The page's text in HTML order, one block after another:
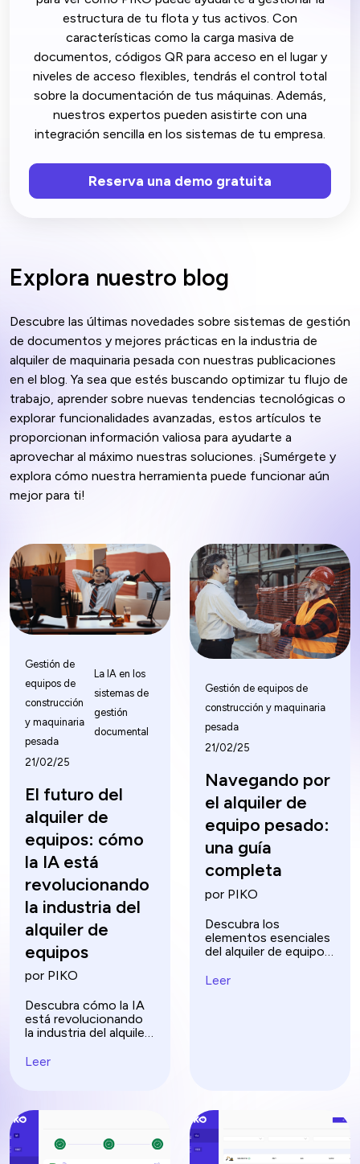
estructura de tu flota y tus activos. Con
características como la carga masiva de
documentos, códigos QR para acceso en el lugar y
niveles de acceso flexibles, tendrás el control total
sobre la documentación de tus máquinas. Además,
nuestros expertos pueden asistirte con una
integración sencilla en los sistemas de tu empresa.
Reserva una demo gratuita
Explora nuestro blog
Descubre las últimas novedades sobre sistemas de gestión
de documentos y mejores prácticas en la industria de
alquiler de maquinaria pesada con nuestras publicaciones
en el blog. Ya sea que estés buscando optimizar tu flujo de
trabajo, aprender sobre nuevas tendencias tecnológicas o
explorar funcionalidades avanzadas, estos artículos te
proporcionan información valiosa para ayudarte a
aprovechar al máximo nuestras soluciones. ¡Sumérgete y
explora cómo nuestra herramienta puede funcionar aún
mejor para ti!
Gestión de
equipos de
construcción
y maquinaria
pesada
La IA en los
sistemas de
gestión
documental
21/02/25
El futuro del
alquiler de
equipos: cómo
la IA está
revolucionando
la industria del
alquiler de
equipos
por PIKO
Descubra cómo la IA
está revolucionando
la industria del alquiler
mantenimiento
de los alquileres.
Leer
Gestión de equipos de
construcción y maquinaria
pesada
21/02/25
Navegando por
el alquiler de
equipo pesado:
una guía
completa
por PIKO
Descubra los
elementos esenciales
del alquiler de equipos
guía completa.
Leer